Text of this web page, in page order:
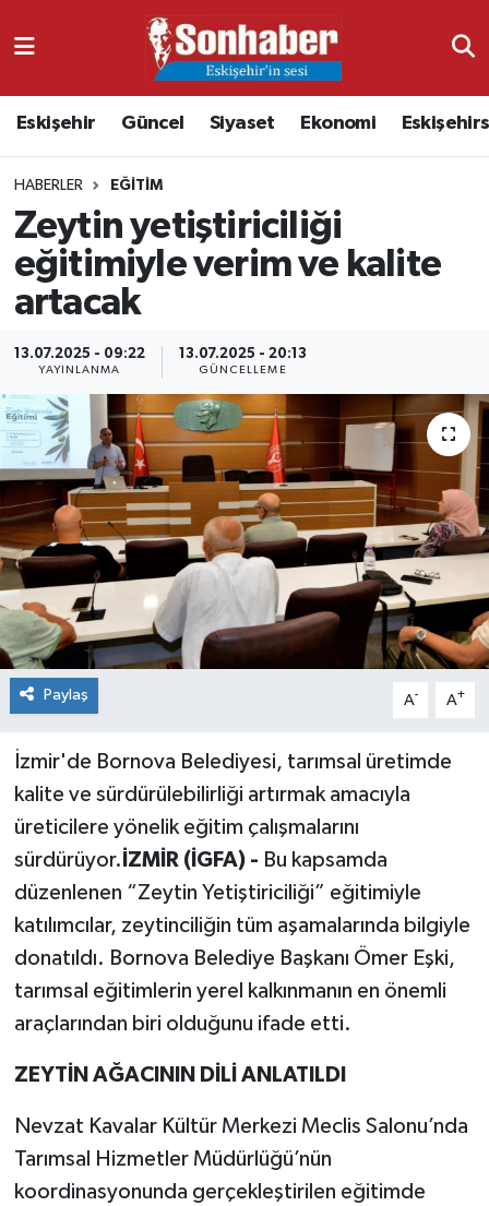
Eskişehir Güncel Siyaset Ekonomi
HABERLER EĞITIM
Zeytin yetiştiriciliği
eğitimiyle verim ve kalite
artacak
13.07.2025 - 09:22
YAYINLANMA
13.07.2025 - 20:13
GÜNCELLEME
Paylaş A- A+
İzmir'de Bornova Belediyesi, tarımsal üretimde
kalite ve sürdürülebilirliği artırmak amacıyla
üreticilere yönelik eğitim çalışmalarını
sürdürüyor. İZMİR (İGFA) - Bu kapsamda
düzenlenen “Zeytin Yetiştiriciliği” eğitimiyle
katılımcılar, zeytinciliğin tüm aşamalarında bilgiyle
donatıldı. Bornova Belediye Başkanı Ömer Eşki,
tarımsal eğitimlerin yerel kalkınmanın en önemli
araçlarından biri olduğunu ifade etti.
ZEYTİN AĞACININ DİLİ ANLATILDI
Nevzat Kavalar Kültür Merkezi Meclis Salonu’nda
Tarımsal Hizmetler Müdürlüğü’nün
koordinasyonunda gerçekleştirilen eğitimde
Ekonomi
Güncel
Kültür & Sanat
Magazin
Resmi İlanlar
Sağlık
Siyaset
Spor
Nöbetçi Eczaneler
Namaz Vakitleri
Trafik Durumu
Süper Lig Puan Durumu ve Fikstür
Tüm Manşetler
Son Dakika Haberleri
Haber Arşivi